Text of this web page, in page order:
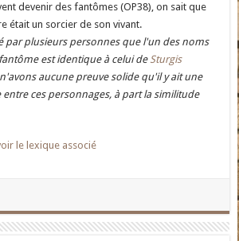
devenir des fantômes (OP38), on sait que
était un sorcier de son vivant.
par plusieurs personnes que l'un des noms
est identique à celui de Sturgis
aucune preuve solide qu'il y ait une
ces personnages, à part la similitude
le lexique associé